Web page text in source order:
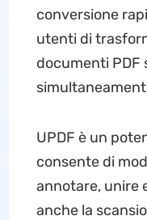
conversione
utenti di
documenti PDF
UPDF è un
consente di
annotare, unire
anche la